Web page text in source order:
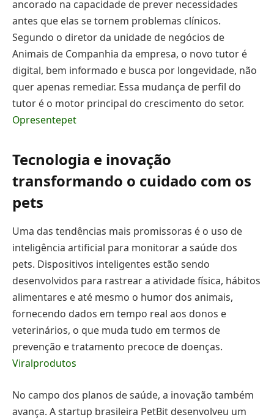
ancorado na capacidade de prever necessidades
antes que elas se tornem problemas clínicos.
Segundo o diretor da unidade de negócios de
Animais de Companhia da empresa, o novo tutor é
digital, bem informado e busca por longevidade, não
quer apenas remediar. Essa mudança de perfil do
tutor é o motor principal do crescimento do setor.
Opresentepet
Tecnologia e inovação
transformando o cuidado com os
pets
Uma das tendências mais promissoras é o uso de
inteligência artificial para monitorar a saúde dos
pets. Dispositivos inteligentes estão sendo
desenvolvidos para rastrear a atividade física, hábitos
alimentares e até mesmo o humor dos animais,
fornecendo dados em tempo real aos donos e
veterinários, o que muda tudo em termos de
prevenção e tratamento precoce de doenças.
Viralprodutos
No campo dos planos de saúde, a inovação também
avança. A startup brasileira PetBit desenvolveu um